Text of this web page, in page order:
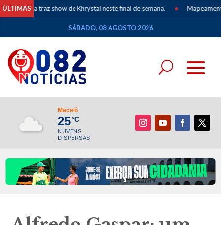
ÚLTIMAS
Meia traz show de Khrystal neste final de semana. • Mapeamento
SÁBADO, 08 AGOSTO 2026
Maceió
25°C
NUVENS
DISPERSAS